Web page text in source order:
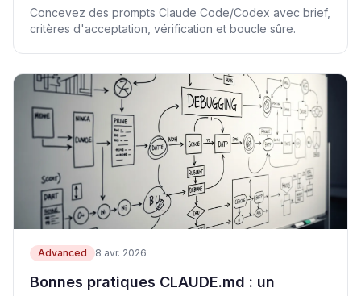
tâche fiables
Concevez des prompts Claude Code/Codex avec brief,
critères d'acceptation, vérification et boucle sûre.
Advanced 8 avr. 2026
Bonnes pratiques CLAUDE.md : un